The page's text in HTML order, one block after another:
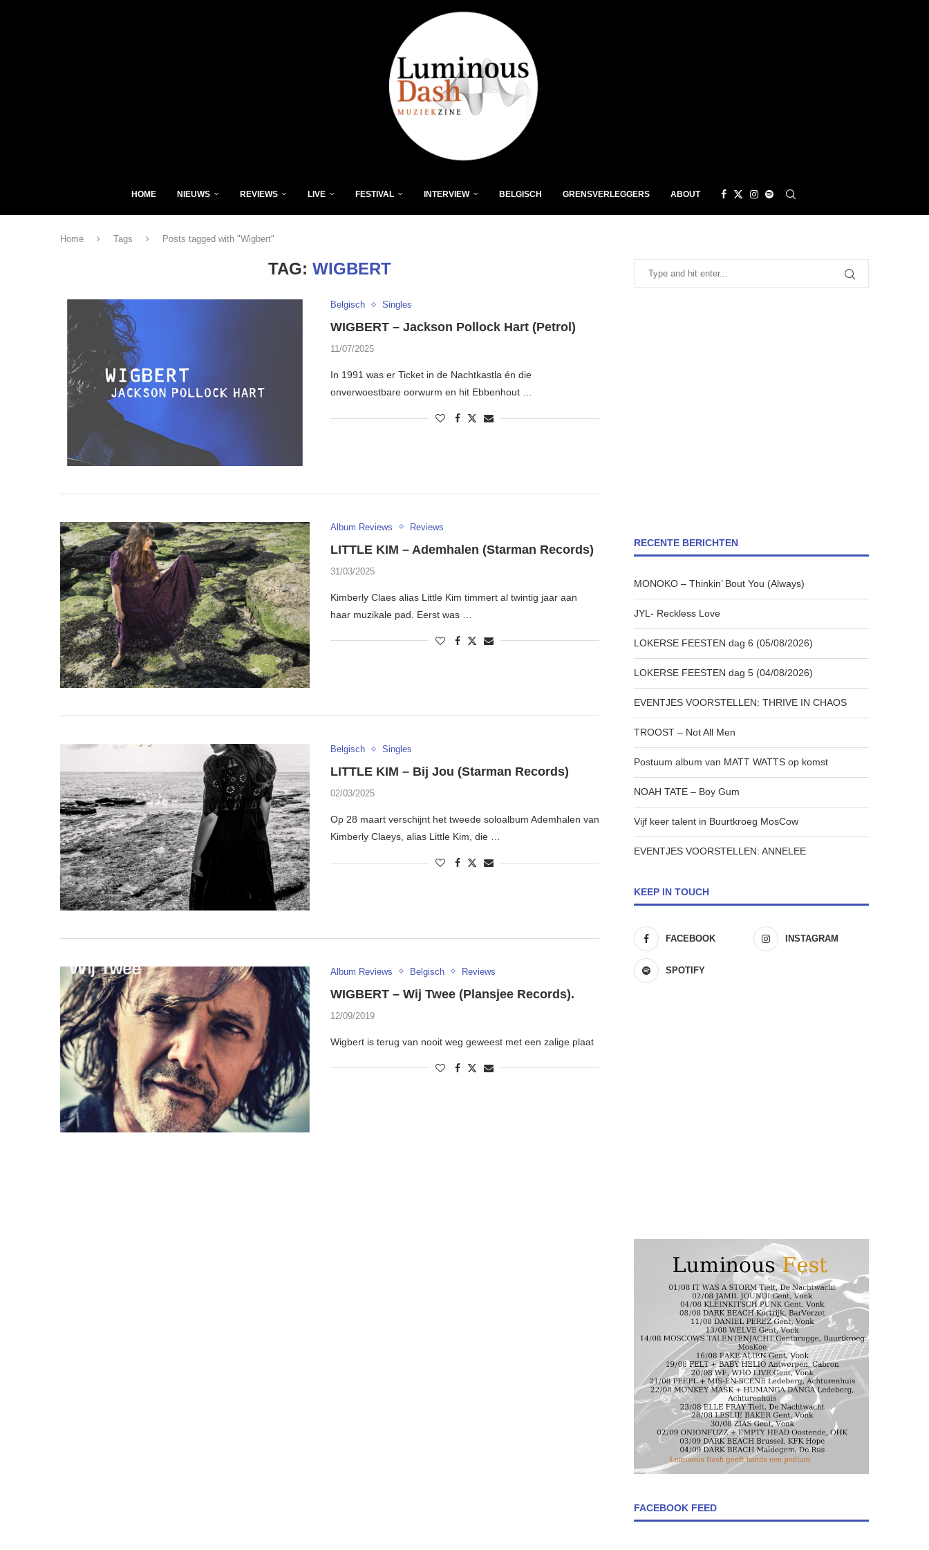
HOME NIEUWS REVIEWS LIVE FESTIVAL INTERVIEW BELGISCH GRENSVERLEGGERS ABOUT
Home Tags Posts tagged with "Wigbert"
TAG: WIGBERT
Belgisch Singles
WIGBERT – Jackson Pollock Hart (Petrol)
11/07/2025
In 1991 was er Ticket in de Nachtkastla én die
onverwoestbare oorwurm en hit Ebbenhout …
Album Reviews Reviews
LITTLE KIM – Ademhalen (Starman Records)
31/03/2025
Kimberly Claes alias Little Kim timmert al twintig jaar aan
haar muzikale pad. Eerst was …
Belgisch Singles
LITTLE KIM – Bij Jou (Starman Records)
02/03/2025
Op 28 maart verschijnt het tweede soloalbum Ademhalen van
Kimberly Claeys, alias Little Kim, die …
Album Reviews Belgisch Reviews
WIGBERT – Wij Twee (Plansjee Records).
12/09/2019
Wigbert is terug van nooit weg geweest met een zalige plaat
RECENTE BERICHTEN
MONOKO – Thinkin’ Bout You (Always)
JYL- Reckless Love
LOKERSE FEESTEN dag 6 (05/08/2026)
LOKERSE FEESTEN dag 5 (04/08/2026)
EVENTJES VOORSTELLEN: THRIVE IN CHAOS
TROOST – Not All Men
Postuum album van MATT WATTS op komst
NOAH TATE – Boy Gum
Vijf keer talent in Buurtkroeg MosCow
EVENTJES VOORSTELLEN: ANNELEE
KEEP IN TOUCH
FACEBOOK INSTAGRAM
SPOTIFY
FACEBOOK FEED